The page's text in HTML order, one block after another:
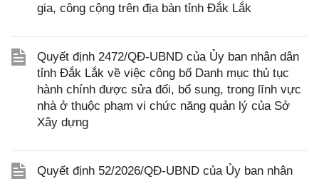
gia, công cộng trên địa bàn tỉnh Đắk Lắk
Quyết định 2472/QĐ-UBND của Ủy ban nhân dân
tỉnh Đắk Lắk về việc công bố Danh mục thủ tục
hành chính được sửa đổi, bổ sung, trong lĩnh vực
nhà ở thuộc phạm vi chức năng quản lý của Sở
Xây dựng
Quyết định 52/2026/QĐ-UBND của Ủy ban nhân